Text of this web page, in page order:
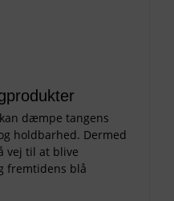
dæmpe tangens
holdbarhed. Dermed
vej til at blive
fremtidens blå